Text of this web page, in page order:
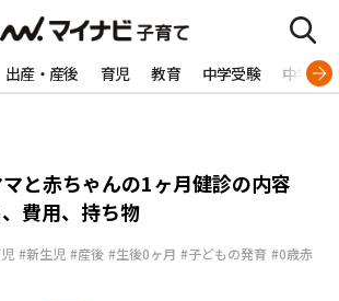
出産・産後 育児 教育 中学受験 中学生
マと赤ちゃんの1ヶ月健診の内容
費用、持ち物
#新生児 #産後 #生後0ヶ月 #子どもの発育 #0歳赤